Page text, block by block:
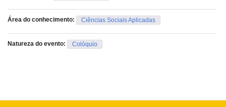
Área do conhecimento: Ciências Sociais Aplicadas
Natureza do evento: Colóquio